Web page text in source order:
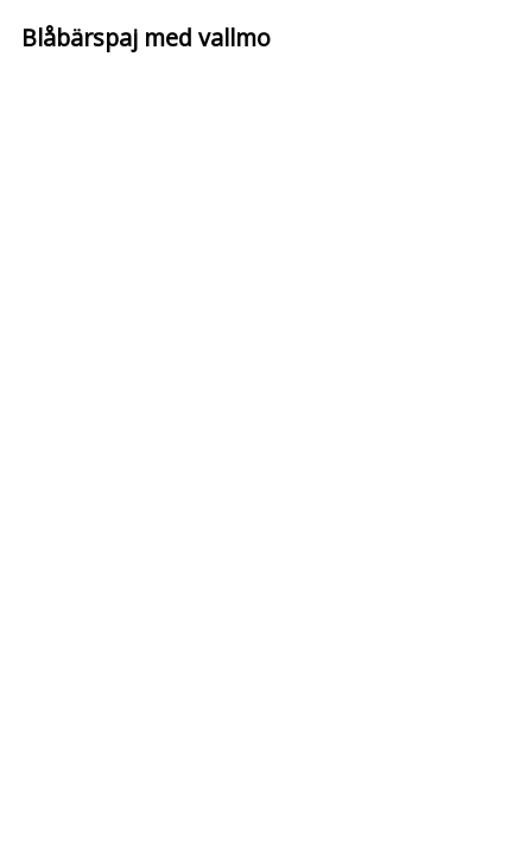
Blåbärspaj med vallmo